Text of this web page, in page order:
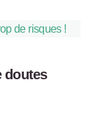
doutes